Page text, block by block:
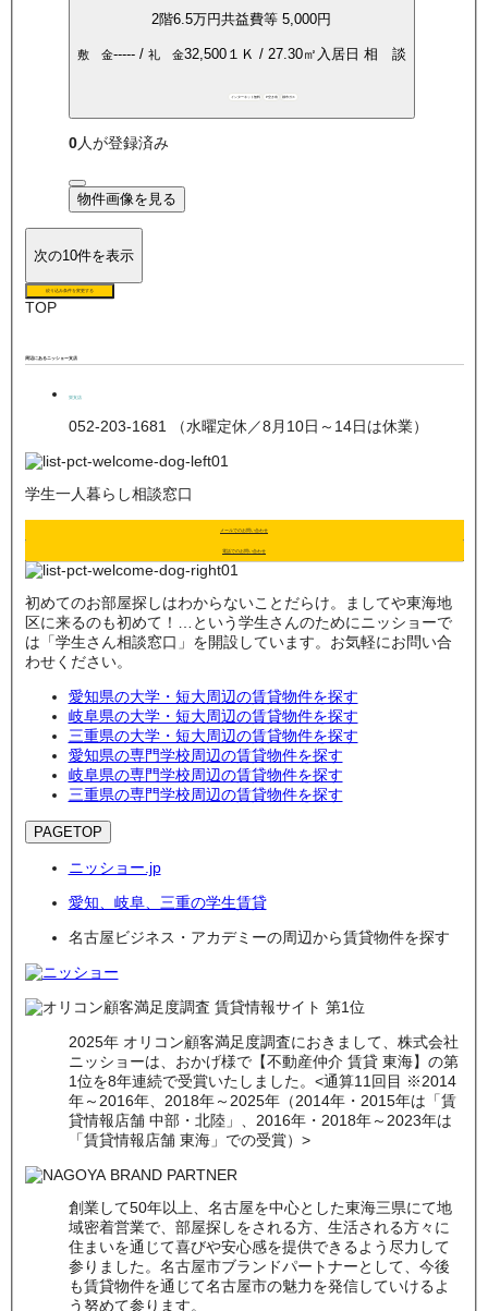
2階6.5万円共益費等 5,000円
敷 金-----/ 礼 金32,500１Ｋ / 27.30㎡ 入居日 相 談
インターネット無料 P空き有 都市ガス
0人が登録済み
物件画像を見る
次の10件を表示
絞り込み条件を変更する
TOP
周辺にあるニッショー支店
栄支店
052-203-1681 （水曜定休／8月10日～14日は休業）
学生一人暮らし相談窓口
メールでのお問い合わせ
電話でのお問い合わせ
初めてのお部屋探しはわからないことだらけ。ましてや東海地
区に来るのも初めて！…という学生さんのためにニッショーで
は「学生さん相談窓口」を開設しています。お気軽にお問い合
わせください。
愛知県の大学・短大周辺の賃貸物件を探す
岐阜県の大学・短大周辺の賃貸物件を探す
三重県の大学・短大周辺の賃貸物件を探す
愛知県の専門学校周辺の賃貸物件を探す
岐阜県の専門学校周辺の賃貸物件を探す
三重県の専門学校周辺の賃貸物件を探す
PAGETOP
ニッショー.jp
愛知、岐阜、三重の学生賃貸
名古屋ビジネス・アカデミーの周辺から賃貸物件を探す
2025年 オリコン顧客満足度調査におきまして、株式会社
ニッショーは、おかげ様で【不動産仲介 賃貸 東海】の第
1位を8年連続で受賞いたしました。<通算11回目 ※2014
年～2016年、2018年～2025年（2014年・2015年は「賃
貸情報店舗 中部・北陸」、2016年・2018年～2023年は
「賃貸情報店舗 東海」での受賞）>
創業して50年以上、名古屋を中心とした東海三県にて地
域密着営業で、部屋探しをされる方、生活される方々に
住まいを通じて喜びや安心感を提供できるよう尽力して
参りました。名古屋市ブランドパートナーとして、今後
も賃貸物件を通じて名古屋市の魅力を発信していけるよ
う努めて参ります。